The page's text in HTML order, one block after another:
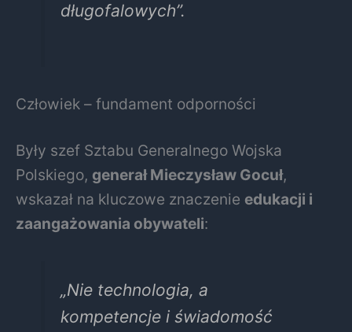
długofalowych”.
Człowiek – fundament odporności
Były szef Sztabu Generalnego Wojska
Polskiego, generał Mieczysław Gocuł,
wskazał na kluczowe znaczenie edukacji i
zaangażowania obywateli:
„Nie technologia, a
kompetencje i świadomość